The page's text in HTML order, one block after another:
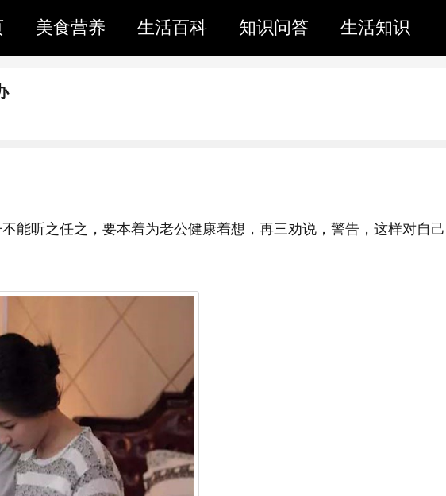
美食营养 生活百科 知识问答 生活知识
能听之任之，要本着为老公健康着想，再三劝说，警告，这样对自己